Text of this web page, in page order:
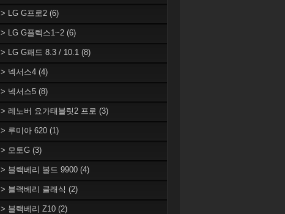
> LG G프로2 (6)
> LG G플렉스1~2 (6)
> LG G패드 8.3 / 10.1 (8)
> 넥서스4 (4)
> 넥서스5 (8)
> 레노버 요가태블릿2 프로 (3)
> 루미아 620 (1)
> 모토G (3)
> 블랙베리 볼드 9900 (4)
> 블랙베리 클래식 (2)
> 블랙베리 Z10 (2)